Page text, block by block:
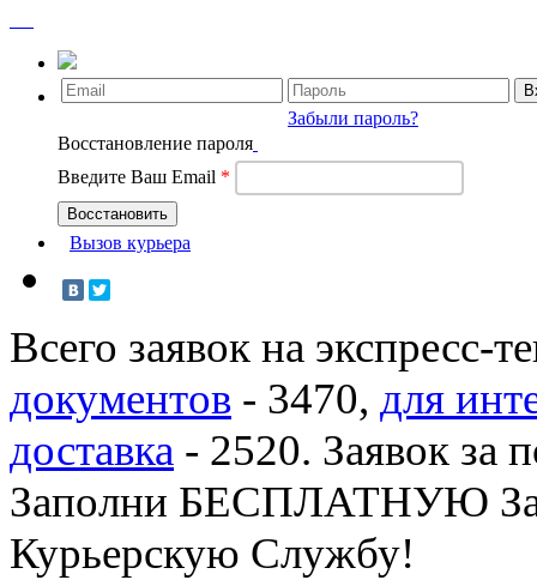
Забыли пароль?
Восстановление пароля
Введите Ваш Email *
Вызов курьера
Всего заявок на экспресс-
документов - 3470, для
доставка - 2520. Заявок за
Заполни БЕСПЛАТНУЮ
Курьерскую Службу!